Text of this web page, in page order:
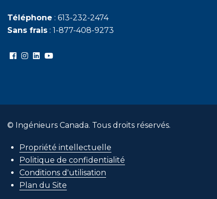
Téléphone : 613-232-2474
Sans frais : 1-877-408-9273
© Ingénieurs Canada. Tous droits réservés.
Propriété intellectuelle
Politique de confidentialité
Conditions d'utilisation
Plan du Site